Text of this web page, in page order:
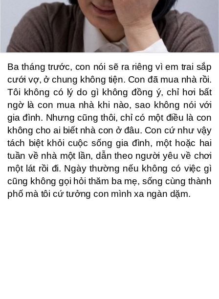
Ba tháng trước, con nói sẽ ra riêng vì em trai sắp
cưới vợ, ở chung không tiện. Con đã mua nhà rồi.
Tôi không có lý do gì không đồng ý, chỉ hơi bất
ngờ là con mua nhà khi nào, sao không nói với
gia đình. Nhưng cũng thôi, chỉ có một điều là con
không cho ai biết nhà con ở đâu. Con cứ như vậy
tách biệt khỏi cuộc sống gia đình, một hoặc hai
tuần về nhà một lần, dẫn theo người yêu về chơi
một lát rồi đi. Ngày thường nếu không có việc gì
cũng không gọi hỏi thăm ba mẹ, sống cùng thành
phố mà tôi cứ tưởng con mình xa ngàn dặm.